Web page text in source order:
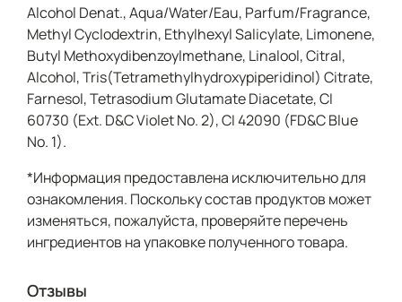
Alcohol Denat., Aqua/Water/Eau, Parfum/Fragrance,
Methyl Cyclodextrin, Ethylhexyl Salicylate, Limonene,
Butyl Methoxydibenzoylmethane, Linalool, Citral,
Alcohol, Tris(Tetramethylhydroxypiperidinol) Citrate,
Farnesol, Tetrasodium Glutamate Diacetate, CI
60730 (Ext. D&C Violet No. 2), CI 42090 (FD&C Blue
No. 1).
*Информация предоставлена исключительно для
ознакомления. Поскольку состав продуктов может
изменяться, пожалуйста, проверяйте перечень
ингредиентов на упаковке полученного товара.
Отзывы